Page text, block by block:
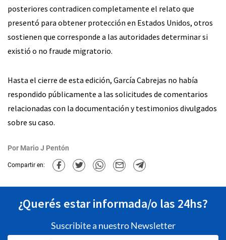
posteriores contradicen completamente el relato que
presentó para obtener protección en Estados Unidos, otros
sostienen que corresponde a las autoridades determinar si
existió o no fraude migratorio.
Hasta el cierre de esta edición, García Cabrejas no había
respondido públicamente a las solicitudes de comentarios
relacionadas con la documentación y testimonios divulgados
sobre su caso.
Por Mario J Pentón
Compartir en:
¿Querés estar informada/o las 24hs?
Suscribite a nuestro Newsletter